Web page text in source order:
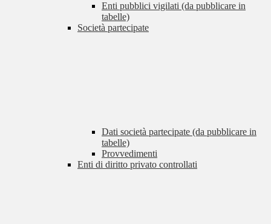
Enti pubblici vigilati (da pubblicare in
tabelle)
Società partecipate
Dati società partecipate (da pubblicare in
tabelle)
Provvedimenti
Enti di diritto privato controllati